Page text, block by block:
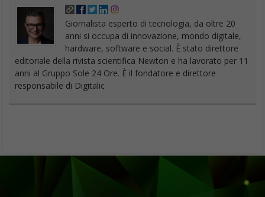
Giornalista esperto di tecnologia, da oltre 20
anni si occupa di innovazione, mondo digitale,
hardware, software e social. È stato direttore
editoriale della rivista scientifica Newton e ha lavorato per 11
anni al Gruppo Sole 24 Ore. È il fondatore e direttore
responsabile di Digitalic